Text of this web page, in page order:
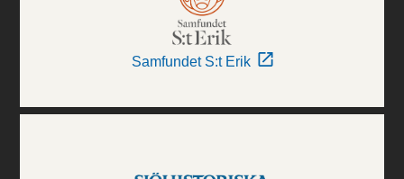
Samfundet S:t Erik